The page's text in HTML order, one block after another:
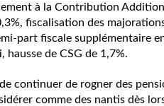
à la Contribution
fiscalisation des
part fiscale supplémentaire
hausse de CSG de 1,7%.
continuer de rogner des
comme des nantis dès